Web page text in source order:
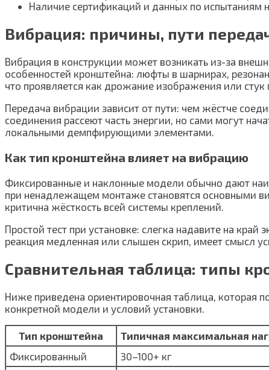
Наличие сертификаций и данных по испытаниям
Вибрация: причины, пути
Вибрация в конструкции может возникать из-за
особенностей кронштейна: люфты в шарнирах,
что проявляется как дрожание изображения или стук
Передача вибрации зависит от пути: чем жёстче
соединения рассеют часть энергии, но сами могут
локальными демпфирующими элементами.
Как тип кронштейна влияет на вибрацию
Фиксированные и наклонные модели обычно дают
при ненадлежащем монтаже становятся основными
критична жёсткость всей системы креплений.
Простой тест при установке: слегка надавите на
реакция медленная или слышен скрип, имеет смысл
Сравнительная таблица: типы
Ниже приведена ориентировочная таблица, которая
конкретной модели и условий установки.
Тип кронштейна Типичная максимальная
Фиксированный
30–100+ кг